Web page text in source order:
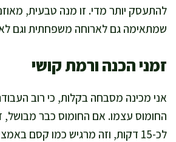
להתעסק יותר מדי. זו מנה טבעית,
שמתאימה גם לארוחה משפחתית וגם
זמני הכנה ורמת קושי
אני מכינה מסבחה בקלות, כי רוב
החומוס עצמו. אם החומוס כבר
לכ-15 דקות, וזה מרגיש כמו קסם